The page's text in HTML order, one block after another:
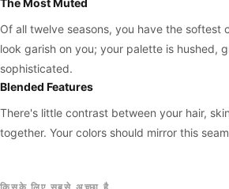
The Most Muted
Of all twelve seasons, you have the softest
look garish on you; your palette is hushed,
sophisticated.
Blended Features
There's little contrast between your hair,
together. Your colors should mirror this